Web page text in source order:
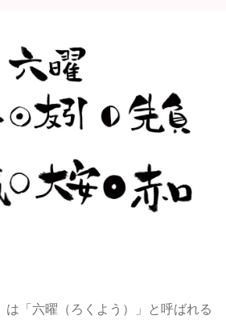
は「六曜（ろくよう）」と呼ばれる